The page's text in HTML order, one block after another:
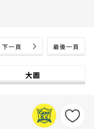
最後一頁
下一頁
大圖